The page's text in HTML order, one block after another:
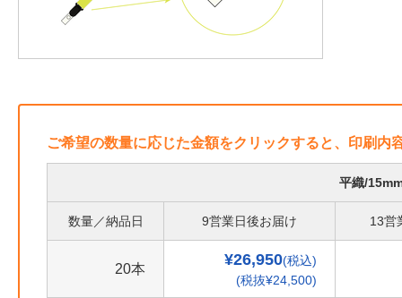
ご希望の数量に応じた金額をクリックすると、印刷内
平織/
数量／納品日 9営業日後お届け 13営
20本
¥26,950(税込)
(税抜¥24,500)